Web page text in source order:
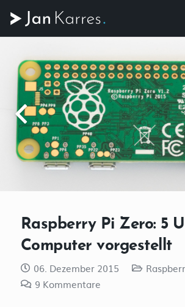
Raspberry Pi Zero: 5
Computer vorgestellt
06. Dezember 2015
9 Kommentare